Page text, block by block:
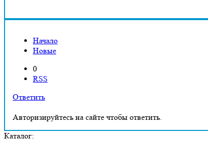
Начало
Новые
0
RSS
Ответить
Авторизируйтесь на сайте чтобы ответить.
Каталог: